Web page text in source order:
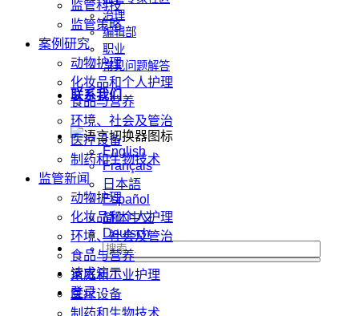
治理
编辑部
职业
常见问题解答
联系我们
English
Français
日本語
Español
简体中文
Deutsch
请求演示
登录
监管科技
监管策略
案例研究
动物护理
化妆品和个人护理
食品与营养
环境、社会及管治
医疗设备
制药和生物技术
监管新闻
动物护理
化妆品和个人护理
环境、社会及管治
食品与营养
家庭和工业护理
医疗设备
制药和生物技术